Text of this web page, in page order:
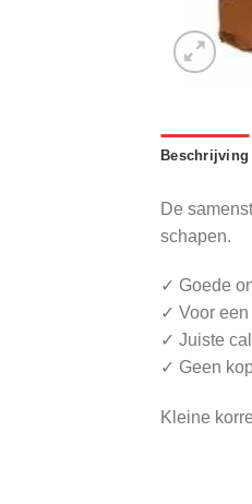
Beschrijving
De
schapen.
✓ Goede
✓ Voor
✓ Juiste
✓ Geen
Kleine